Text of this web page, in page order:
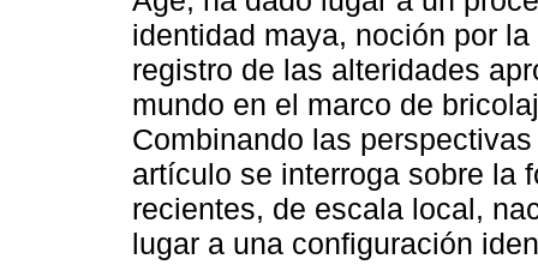
identidad maya, noción por
registro de las alteridades
mundo en el marco de
Combinando las
artículo se interroga sobre la
recientes, de escala local,
lugar a una configuración